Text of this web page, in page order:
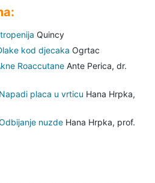
Quincy
kod djecaka Ogrtac
Roaccutane Ante Perica, dr.
placa u vrticu Hana Hrpka,
nuzde Hana Hrpka, prof.